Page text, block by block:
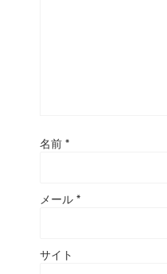
名前 *
メール *
サイト